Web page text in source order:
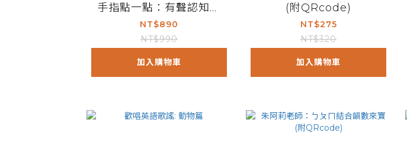
手指點一點：有聲認知書
（點點書1新版恐龍外殼）
NT$890
NT$990
加入購物車
(附QRcode)
NT$275
NT$320
加入購物車